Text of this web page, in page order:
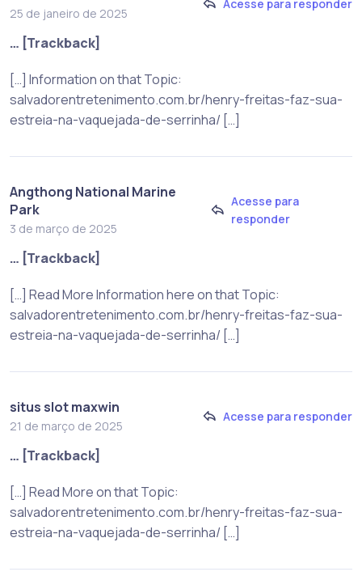
25 de janeiro de 2025
Acesse para responder
… [Trackback]
[…] Information on that Topic:
salvadorentretenimento.com.br/henry-freitas-faz-sua-
estreia-na-vaquejada-de-serrinha/ […]
Angthong National Marine
Park
3 de março de 2025
Acesse para
responder
… [Trackback]
[…] Read More Information here on that Topic:
salvadorentretenimento.com.br/henry-freitas-faz-sua-
estreia-na-vaquejada-de-serrinha/ […]
situs slot maxwin
21 de março de 2025
Acesse para responder
… [Trackback]
[…] Read More on that Topic:
salvadorentretenimento.com.br/henry-freitas-faz-sua-
estreia-na-vaquejada-de-serrinha/ […]